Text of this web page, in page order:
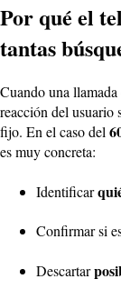
Por qué el
tantas
Cuando una llamada
reacción del usuario
fijo. En el caso del
es muy concreta:
Identificar
Confirmar si
Descartar